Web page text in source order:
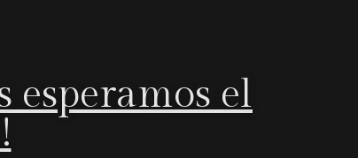
esperamos el